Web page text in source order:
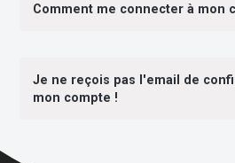
Comment me connecter à mon
Je ne reçois pas l'email de
mon compte !